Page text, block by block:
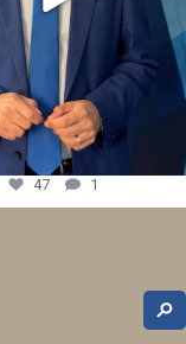
47 1